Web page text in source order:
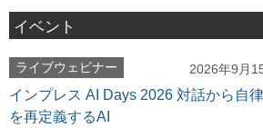
イベント
ライブウェビナー 2026年9月
インプレス AI Days 2026 対話から自
を再定義するAI